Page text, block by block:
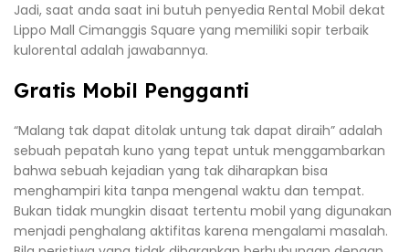
Jadi, saat anda saat ini butuh penyedia Rental Mobil dekat
Lippo Mall Cimanggis Square yang memiliki sopir terbaik
kulorental adalah jawabannya.
Gratis Mobil Pengganti
“Malang tak dapat ditolak untung tak dapat diraih” adalah
sebuah pepatah kuno yang tepat untuk menggambarkan
bahwa sebuah kejadian yang tak diharapkan bisa
menghampiri kita tanpa mengenal waktu dan tempat.
Bukan tidak mungkin disaat tertentu mobil yang digunakan
menjadi penghalang aktifitas karena mengalami masalah.